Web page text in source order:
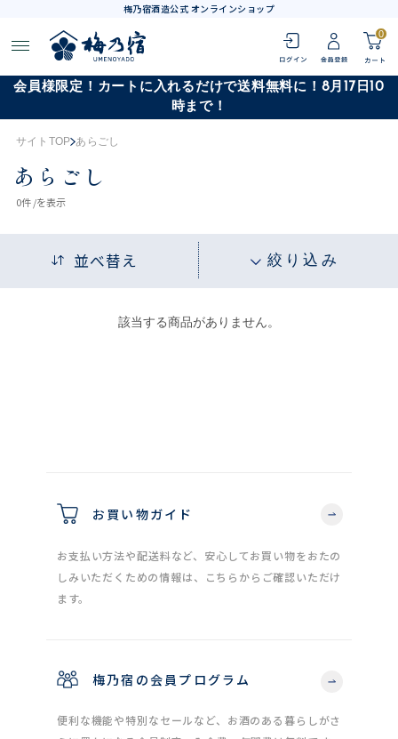
梅乃宿酒造公式 オンラインショップ
0
会員様限定！カートに入れるだけで送料無料に！8月17日10
時まで！
サイトTOP あらごし
あらごし
0件 /を表示
並べ替え 絞り込み
該当する商品がありません。
お買い物ガイド
お支払い方法や配送料など、安心してお買い物をおたの
しみいただくための情報は、こちらからご確認いただけ
ます。
梅乃宿の会員プログラム
便利な機能や特別なセールなど、お酒のある暮らしがさ